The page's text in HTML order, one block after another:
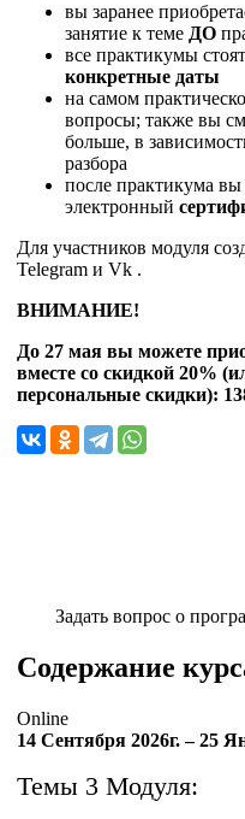
вы заранее
занятие к теме ДО
все практикумы
конкретные даты
на самом
вопросы; также вы
больше, в
разбора
после практикума
электронный
Для участников модуля
Telegram и Vk .
ВНИМАНИЕ!
До 27 мая вы можете
вместе со скидкой 20%
персональные скидки):
Задать вопрос о
Содержание
Online
14 Сентября 2026г. – 25
Темы 3 Модуля: